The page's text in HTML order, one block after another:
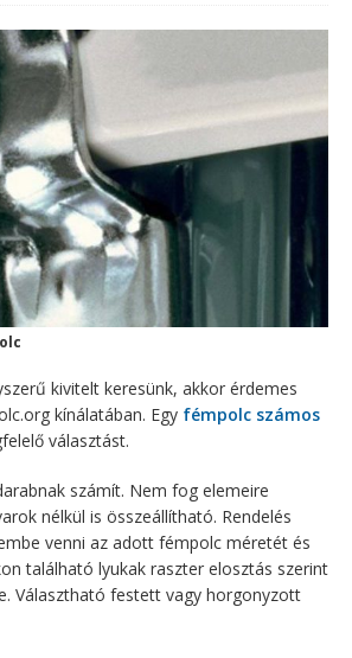
kivitelt keresünk, akkor érdemes
kínálatában. Egy fémpolc számos
választást.
számít. Nem fog elemeire
nélkül is összeállítható. Rendelés
venni az adott fémpolc méretét és
található lyukak raszter elosztás szerint
Választható festett vagy horgonyzott